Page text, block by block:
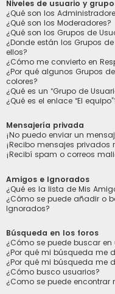
Niveles de usuario y
¿Qué son los
¿Qué son los Moderadores?
¿Qué son los Grupos de
¿Donde están los Grupos
ellos?
¿Cómo me convierto en
¿Por qué algunos Grupos
colores?
¿Qué es un “Grupo de
¿Qué es el enlace “El
Mensajería privada
¡No puedo enviar un
¡Recibo mensajes privados
¡Recibí spam o correos
Amigos e Ignorados
¿Qué es la lista de Mis
¿Cómo se puede añadir o
Ignorados?
Búsqueda en los foros
¿Cómo se puede buscar
¿Por qué mi búsqueda me
¿Por qué mi búsqueda me
¿Cómo busco usuarios?
¿Como se puede encontrar